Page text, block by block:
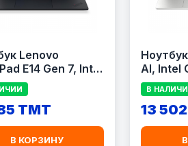
Lenovo
E14 Gen 7, Intel
7 240H, 16GB
SSD, 14.0"
TMT
В КОРЗИНУ
AI, Intel
255U,
SSD,
В
13